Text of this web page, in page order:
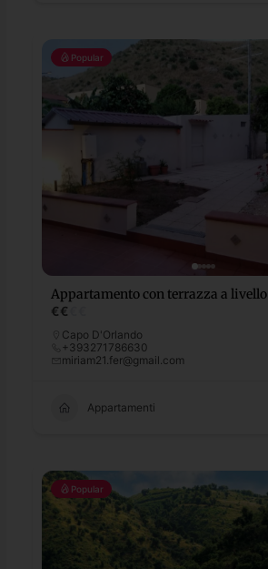
Popular
Appartamento con terrazza a livello
€€
Capo D'Orlando
+393271786630
miriam21.fer@gmail.com
Appartamenti
Popular